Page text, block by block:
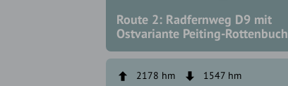
Route 2: Radfernweg D9 mit
Ostvariante Peiting-Rottenbuch
2178 hm
1547 hm